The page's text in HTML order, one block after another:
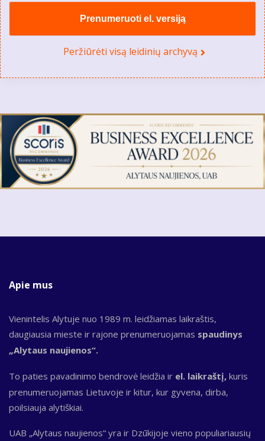
Prenumeruoti el. versiją
Peržiūrėti visą leidinių archyvą
Apie mus
Vienintelis Alytuje nuo 1989 m. leidžiamas laikraštis,
daugiausia mieste ir rajone prenumeruojamas spaudinys
„Alytaus naujienos“.
To paties pavadinimo bendrovė leidžia ir el. laikraštį, kuris
prenumeruojamas Lietuvoje ir kitur, kur gyvena, dirba,
poilsiauja alytiškiai.
UAB „Alytaus naujienos“ yra ir Dzūkijoje vieno populiariausių